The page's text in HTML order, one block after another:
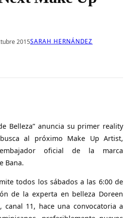
2015SARAH HERNÁNDEZ
Belleza” anuncia su primer reality
al próximo Make Up Artist,
oficial de la marca
Bana.
todos los sábados a las 6:00 de
de la experta en belleza Doreen
canal 11, hace una convocatoria a